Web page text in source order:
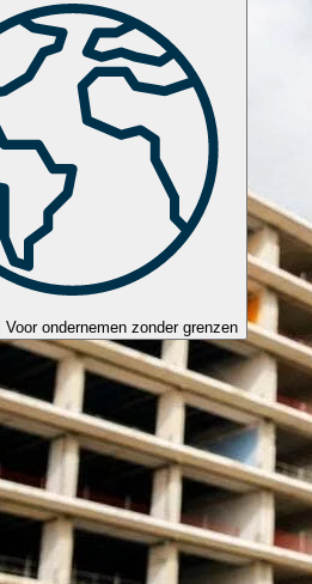
Voor ondernemen zonder grenzen